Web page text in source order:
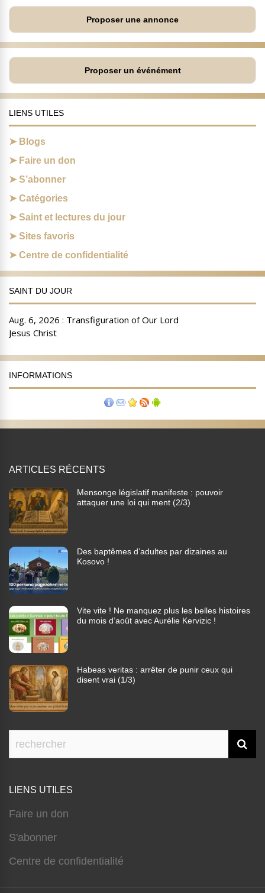
Proposer une annonce
Proposer un événément
LIENS UTILES
Blogs
Faire un don
S’abonner
Catégories
Saint et lectures du jour
Sites favoris
Centre de confidentialité
SAINT DU JOUR
INFORMATIONS
ARTICLES RÉCENTS
Mensonge législatif manifeste : pouvoir
attaquer une loi qui ment (2/3)
Des baptêmes d’adultes par dizaines au
Kosovo !
Vite vite ! Ne manquez plus les belles histoires
du mois d’août avec Aurélie Kervizic !
Habeas veritas : arrêter de punir ceux qui
disent vrai (1/3)
LIENS UTILES
Faire un don
S'abonner
Centre de confidentialité